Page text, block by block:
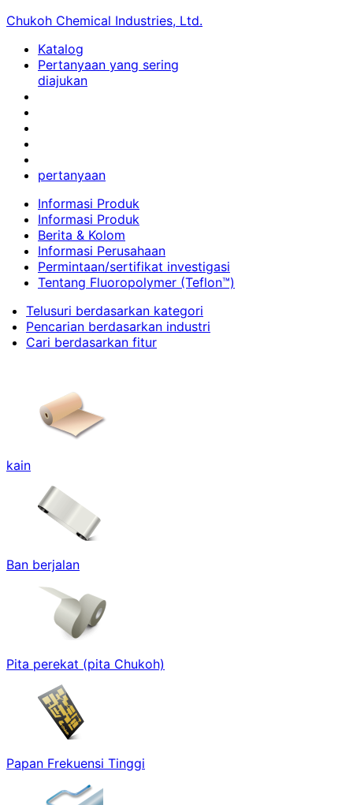
Chukoh Chemical Industries, Ltd.
Katalog
Pertanyaan yang sering
diajukan
pertanyaan
Informasi Produk
Informasi Produk
Berita & Kolom
Informasi Perusahaan
Permintaan/sertifikat investigasi
Tentang Fluoropolymer (Teflon™)
Telusuri berdasarkan kategori
Pencarian berdasarkan industri
Cari berdasarkan fitur
kain
Ban berjalan
Pita perekat (pita Chukoh)
Papan Frekuensi Tinggi